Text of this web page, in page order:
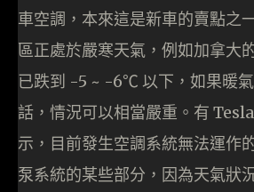
車空調，本來這是新車的賣點之
區正處於嚴寒天氣，例如加拿大
已跌到 -5 ~ -6℃ 以下，如果暖
話，情況可以相當嚴重。有
示，目前發生空調系統無法運作
泵系統的某些部分，因為天氣狀